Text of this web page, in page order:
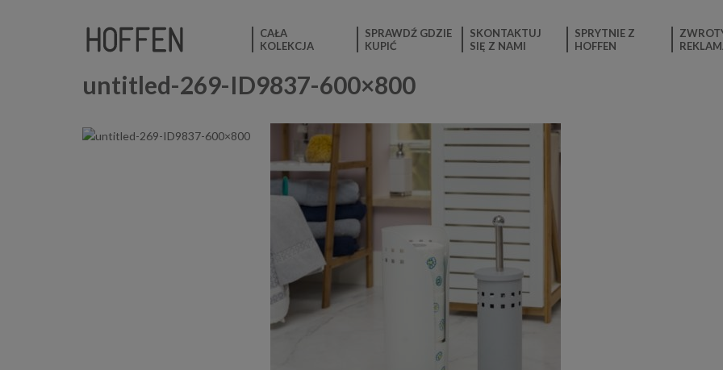
CAŁA
KOLEKCJA
SPRAWDŹ GDZIE
KUPIĆ
SKONTAKTUJ
SIĘ Z NAMI
SPRYTNIE Z
HOFFEN
untitled-269-ID9837-600×800